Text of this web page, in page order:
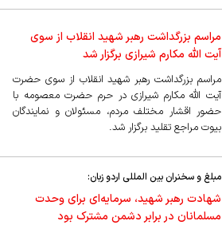
مراسم بزرگداشت رهبر شهید انقلاب از سوی
آیت الله مکارم شیرازی برگزار شد
مراسم بزرگداشت رهبر شهید انقلاب از سوی حضرت
آیت الله مکارم شیرازی در حرم حضرت معصومه با
حضور اقشار مختلف مردم، مسئولان و نمایندگان
بیوت مراجع تقلید برگزار شد.
مبلغ و سخنران بین المللی اردو زبان:
شهادت رهبر شهید، سرمایه‌ای برای وحدت
مسلمانان در برابر دشمن مشترک بود